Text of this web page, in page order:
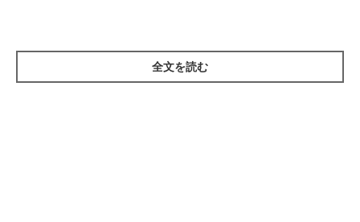
たのも、理由が気になりますよね…。
全文を読む